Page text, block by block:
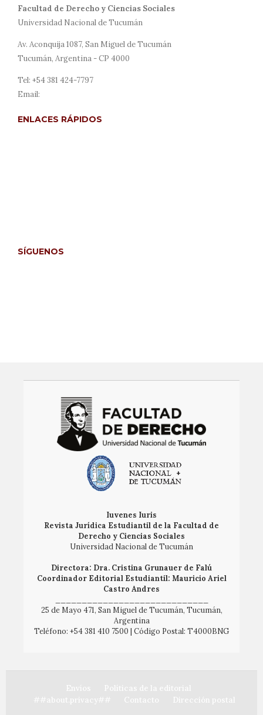
Facultad de Derecho y Ciencias Sociales
Universidad Nacional de Tucumán
Av. Aconquija 1087, San Miguel de Tucumán
Tucumán, Argentina - CP 4000
Tel: +54 381 424-7797
Email:
ENLACES RÁPIDOS
SÍGUENOS
Iuvenes Iuris
Revista Jurídica Estudiantil de la Facultad de
Derecho y Ciencias Sociales
Universidad Nacional de Tucumán
Directora: Dra. Cristina Grunauer de Falú
Coordinador Editorial Estudiantil: Mauricio Ariel
Castro Andres
25 de Mayo 471, San Miguel de Tucumán, Tucumán,
Argentina
Teléfono: +54 381 410 7500 | Código Postal: T4000BNG
Envíos
Políticas de la editorial
##about.privacy##
Contacto Dirección postal